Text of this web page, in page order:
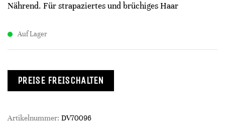
Nährend. Für strapaziertes und brüchiges Haar
Auf Lager
PREISE FREISCHALTEN
Artikelnummer: DV70096